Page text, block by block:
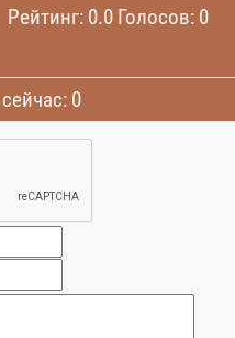
Рейтинг: 0.0 Голосов: 0
0